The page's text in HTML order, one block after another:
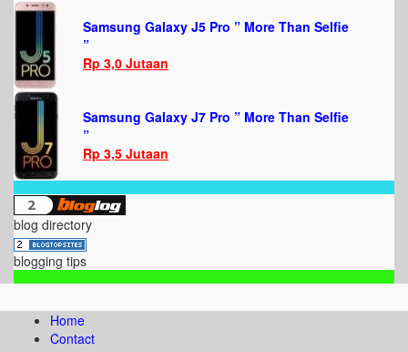
Samsung Galaxy J5 Pro ” More Than Selfie
”
Rp 3,0 Jutaan
Samsung Galaxy J7 Pro ” More Than Selfie
”
Rp 3,5 Jutaan
blog directory
blogging tips
Home
Contact